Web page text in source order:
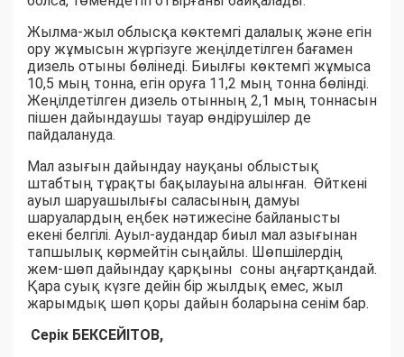
Жылма-жыл облысқа көктемгі далалық және егін
ору жұмысын жүргізуге жеңілдетілген бағамен
дизель отыны бөлінеді. Биылғы көктемгі жұмыса
10,5 мың тонна, егін оруға 11,2 мың тонна бөлінді.
Жеңілдетілген дизель отынның 2,1 мың тоннасын
пішен дайындаушы тауар өндірушілер де
пайдалануда.
Мал азығын дайындау науқаны облыстық
штабтың тұрақты бақылауына алынған. Өйткені
ауыл шаруашылығы саласының дамуы
шаруалардың еңбек нәтижесіне байланысты
екені белгілі. Ауыл-аудандар биыл мал азығынан
тапшылық көрмейтін сыңайлы. Шөпшілердің
жем-шөп дайындау қарқыны соны аңғартқандай.
Қара суық күзге дейін бір жылдық емес, жыл
жарымдық шөп қоры дайын боларына сенім бар.
Серік БЕКСЕЙІТОВ,